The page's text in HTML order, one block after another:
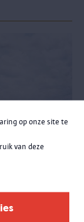
op onze site te
van deze
Maritime